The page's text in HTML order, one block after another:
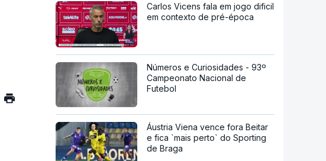
Carlos Vicens fala em jogo dificil
em contexto de pré-época
Números e Curiosidades - 93º
Campeonato Nacional de
Futebol
Áustria Viena vence fora Beitar
e fica `mais perto` do Sporting
de Braga